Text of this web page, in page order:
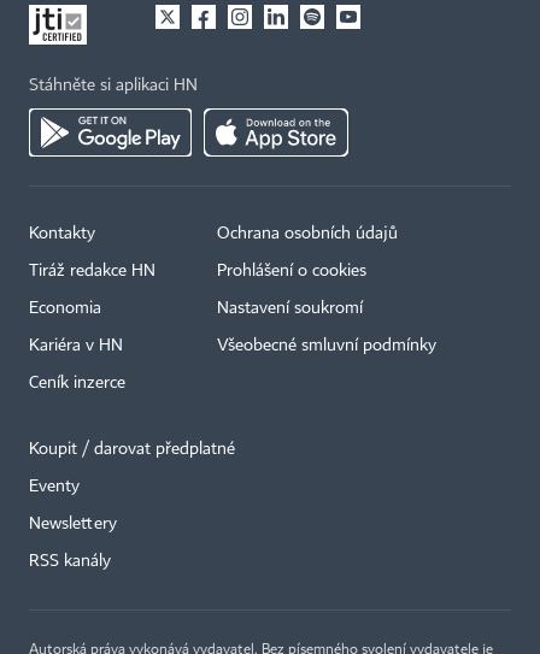
Stáhněte si aplikaci HN
Kontakty
Tiráž redakce HN
Economia
Kariéra v HN
Ceník inzerce
Ochrana osobních údajů
Prohlášení o cookies
Nastavení soukromí
Všeobecné smluvní podmínky
Koupit / darovat předplatné
Eventy
Newslettery
RSS kanály
Autorská práva vykonává vydavatel. Bez písemného svolení vydavatele je